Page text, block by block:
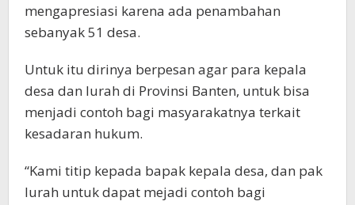
mengapresiasi karena ada penambahan
sebanyak 51 desa.
Untuk itu dirinya berpesan agar para kepala
desa dan lurah di Provinsi Banten, untuk bisa
menjadi contoh bagi masyarakatnya terkait
kesadaran hukum.
“Kami titip kepada bapak kepala desa, dan pak
lurah untuk dapat mejadi contoh bagi